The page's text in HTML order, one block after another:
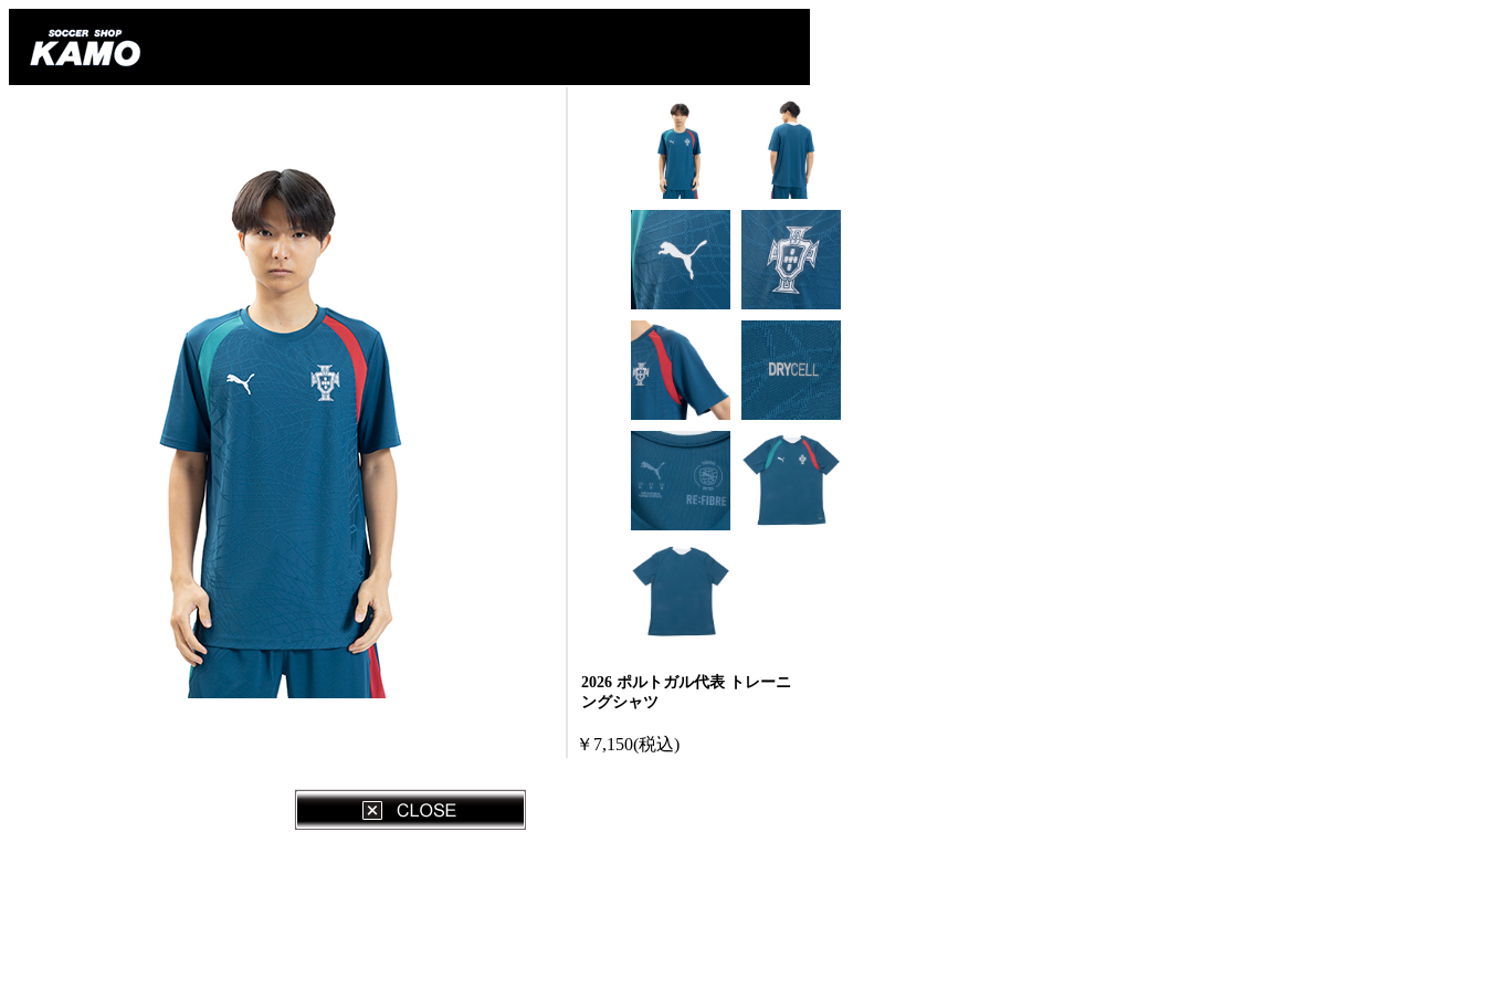
2026 ポルトガル代表 トレーニ
ングシャツ
￥7,150(税込)